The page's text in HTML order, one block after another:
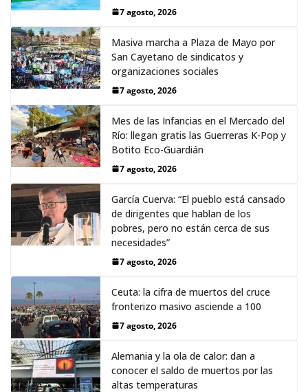
7 agosto, 2026
Masiva marcha a Plaza de Mayo por
San Cayetano de sindicatos y
organizaciones sociales
7 agosto, 2026
Mes de las Infancias en el Mercado del
Río: llegan gratis las Guerreras K-Pop y
Botito Eco-Guardián
7 agosto, 2026
García Cuerva: “El pueblo está cansado
de dirigentes que hablan de los
pobres, pero no están cerca de sus
necesidades”
7 agosto, 2026
Ceuta: la cifra de muertos del cruce
fronterizo masivo asciende a 100
7 agosto, 2026
Alemania y la ola de calor: dan a
conocer el saldo de muertos por las
altas temperaturas